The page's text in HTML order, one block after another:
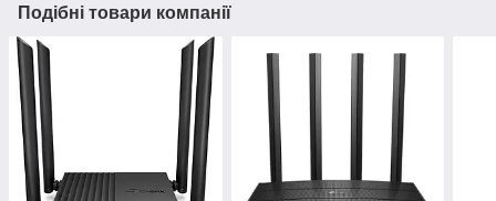
Подібні товари компанії